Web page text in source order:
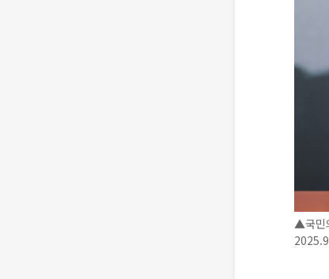
▲국민